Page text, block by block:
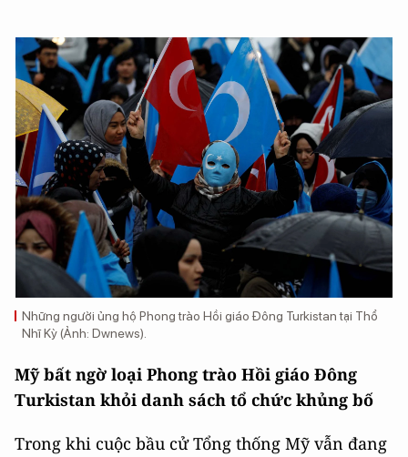
Những người ủng hộ Phong trào Hồi giáo Đông Turkistan tại Thổ
Nhĩ Kỳ (Ảnh: Dwnews).
Mỹ bất ngờ loại Phong trào Hồi giáo Đông
Turkistan khỏi danh sách tổ chức khủng bố
Trong khi cuộc bầu cử Tổng thống Mỹ vẫn đang